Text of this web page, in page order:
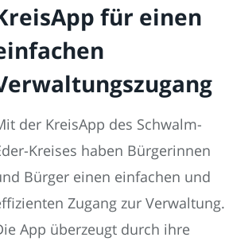
für einen
der KreisApp des Schwalm-
Kreises haben Bürgerinnen
Bürger einen einfachen und
Zugang zur Verwaltung.
App überzeugt durch ihre